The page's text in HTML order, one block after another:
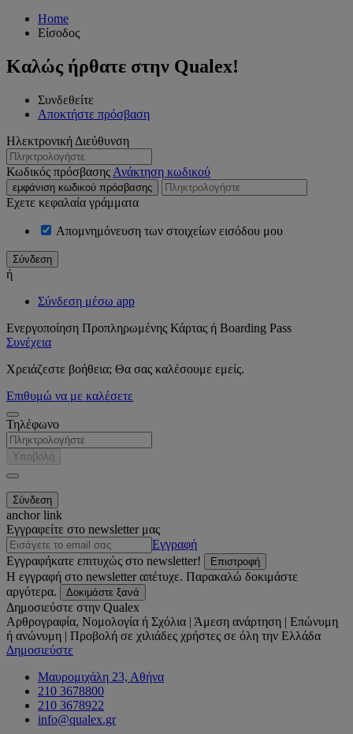
Home
Είσοδος
Καλώς ήρθατε στην Qualex!
Συνδεθείτε
Αποκτήστε πρόσβαση
Ηλεκτρονική Διεύθυνση
Κωδικός πρόσβασης Ανάκτηση κωδικού
εμφάνιση κωδικού πρόσβασης
Εχετε κεφαλαία γράμματα
Απομνημόνευση των στοιχείων εισόδου μου
ή
Σύνδεση μέσω app
Ενεργοποίηση Προπληρωμένης Κάρτας ή Boarding Pass
Συνέχεια
Χρειάζεστε βοήθεια; Θα σας καλέσουμε εμείς.
Επιθυμώ να με καλέσετε
Τηλέφωνο
Υποβολή
anchor link
Εγγραφείτε στο newsletter μας
Εγγραφή
Εγγραφήκατε επιτυχώς στο newsletter!
Επιστροφή
Η εγγραφή στο newsletter απέτυχε. Παρακαλώ δοκιμάστε
αργότερα.
Δοκιμάστε ξανά
Δημοσιεύστε στην Qualex
Αρθρογραφία, Νομολογία ή Σχόλια | Άμεση ανάρτηση | Επώνυμη
ή ανώνυμη | Προβολή σε χιλιάδες χρήστες σε όλη την Ελλάδα
Δημοσιεύστε
Μαυρομιχάλη 23, Αθήνα
210 3678800
210 3678922
info@qualex.gr